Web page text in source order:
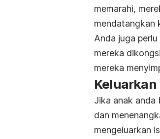
memarahi,
mendatangkan
Anda juga
mereka
mereka
Jika anak anda
dan
mengeluarkan